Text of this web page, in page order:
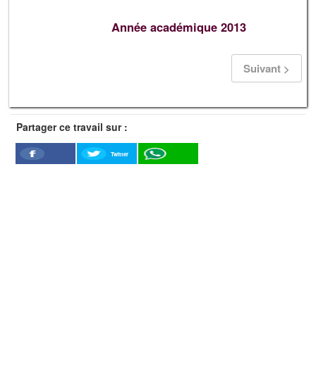
Année académique 2013
Suivant >
Partager ce travail sur :
Facebook
Twitter